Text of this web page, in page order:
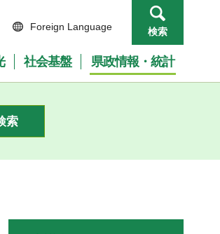
Foreign Language 検索
社会基盤 県政情報・統計